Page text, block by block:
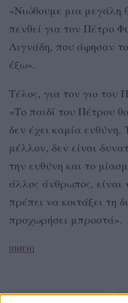
«Νιώθουμε μια μεγάλη
πενθεί για τον Πέτρο
Λιγνάδη, που άφησαν
έξω».
Τέλος, για τον γιο του
«Το παιδί του Πέτρου
δεν έχει καμία ευθύνη.
μέλλον, δεν είναι
την ευθύνη και το
άλλος άνθρωπος, είναι
πρέπει να κοιτάξει τη
προχωρήσει μπροστά».
[ΠΗΓΗ]